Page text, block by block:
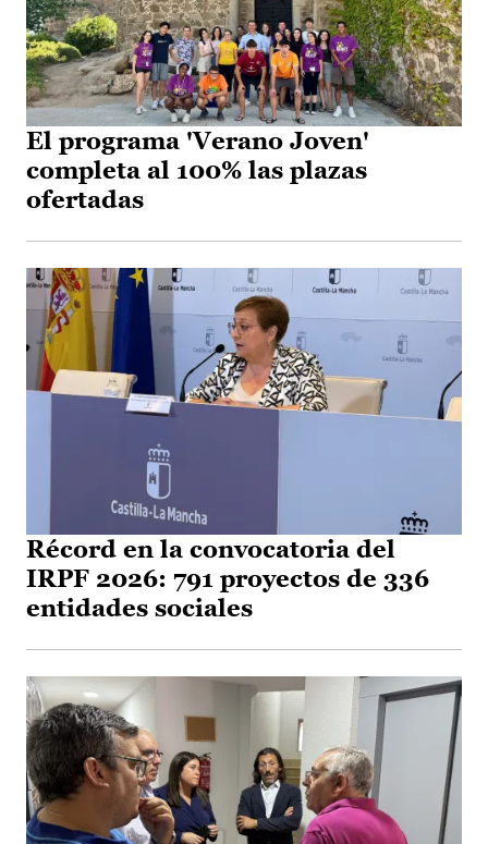
El programa 'Verano Joven'
completa al 100% las plazas
ofertadas
Récord en la convocatoria del
IRPF 2026: 791 proyectos de 336
entidades sociales